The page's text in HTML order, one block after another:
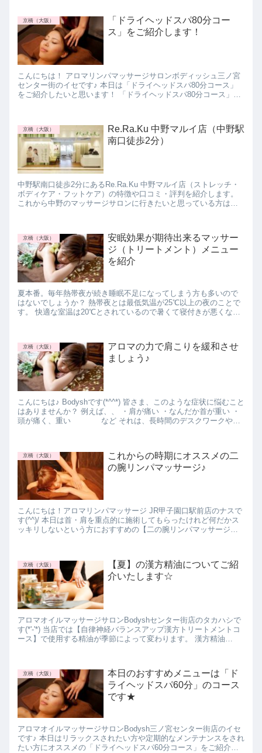
京橋（大阪）
「ドライヘッドスパ80分コー
ス」をご紹介します！
こんにちは！ アロマリンパマッサージサロンボディッシュ三ノ宮
センター街のイセです♪ 本日は「ドライヘッドスパ80分コース」
をご紹介したいと思います！ 「ドライヘッドスパ80分コース」と
京橋（大阪）
Re.Ra.Ku 中野マルイ店（中野駅
南口徒歩2分）
中野駅南口徒歩2分にあるRe.Ra.Ku 中野マルイ店（ストレッチ・
ボディケア・フットケア）の特徴や口コミ・評判を紹介します。
これから中野のマッサージサロンに行きたいと思っている方は参
京橋（大阪）
安眠効果が期待出来るマッサー
ジ（トリートメント）メニュー
を紹介
夏本番。毎年熱帯夜が続き睡眠不足になってしまう方も多いので
はないでしょうか？ 熱帯夜とは最低気温が25℃以上の夜のことで
す。 快適な室温は20℃とされているので暑くて寝付きが悪くなっ
京橋（大阪）
アロマの力で肩こりを緩和させ
ましょう♪
こんにちは♪ Bodyshです(*^^*) 皆さま、このような症状に悩むこと
はありませんか？ 例えば、、 ・肩が痛い ・なんだか首が重い ・
頭が痛く、重い など それは、長時間のデスクワークやス
京橋（大阪）
これからの時期にオススメの二
の腕リンパマッサージ♪
こんにちは！アロマリンパマッサージ JR甲子園口駅前店のナスで
す(^^)/ 本日は首・肩を重点的に施術してもらったけれど何だかス
ッキリしないという方におすすめの【二の腕リンパマッサージ】
京橋（大阪）
【夏】の漢方精油についてご紹
介いたします☆
アロマオイルマッサージサロンBodyshセンター街店のタカハシで
す(*'-'*) 当店では【自律神経バランスアップ漢方トリートメントコ
ース】で使用する精油が季節によって変わります。 漢方精油
京橋（大阪）
本日のおすすめメニューは「ド
ライヘッドスパ60分」のコース
です★
アロマオイルマッサージサロンBodysh三ノ宮センター街店のイセ
です♪ 本日はリラックスされたい方や定期的なメンテナンスをされ
たい方にオススメの「ドライヘッドスパ60分コース」をご紹介さ